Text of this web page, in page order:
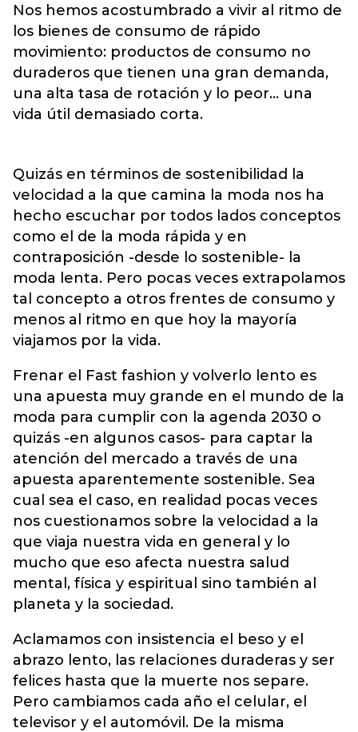
Nos hemos acostumbrado a vivir al ritmo de
los bienes de consumo de rápido
movimiento: productos de consumo no
duraderos que tienen una gran demanda,
una alta tasa de rotación y lo peor… una
vida útil demasiado corta.
Quizás en términos de sostenibilidad la
velocidad a la que camina la moda nos ha
hecho escuchar por todos lados conceptos
como el de la moda rápida y en
contraposición -desde lo sostenible- la
moda lenta. Pero pocas veces extrapolamos
tal concepto a otros frentes de consumo y
menos al ritmo en que hoy la mayoría
viajamos por la vida.
Frenar el Fast fashion y volverlo lento es
una apuesta muy grande en el mundo de la
moda para cumplir con la agenda 2030 o
quizás -en algunos casos- para captar la
atención del mercado a través de una
apuesta aparentemente sostenible. Sea
cual sea el caso, en realidad pocas veces
nos cuestionamos sobre la velocidad a la
que viaja nuestra vida en general y lo
mucho que eso afecta nuestra salud
mental, física y espiritual sino también al
planeta y la sociedad.
Aclamamos con insistencia el beso y el
abrazo lento, las relaciones duraderas y ser
felices hasta que la muerte nos separe.
Pero cambiamos cada año el celular, el
televisor y el automóvil. De la misma